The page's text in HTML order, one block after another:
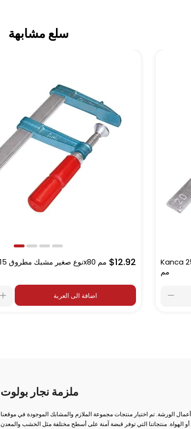
سلع مشابهة
Kanca نوع صغير مشبك مطروق 15 سم – 150x80 مم $12.92
اضافة الى العربة
Kanca نوع صغير مشبك مطروق 25 سم – 250x80
مم
ملزمة نجار بولوت
الورشة. تم اختيار منتجات مجموعة الملازم والمشابك الموجودة في موقعنا
أو الهواة. منتجاتنا التي توفر قبضة آمنة على أسطح مختلفة مثل الخشب والمعدن